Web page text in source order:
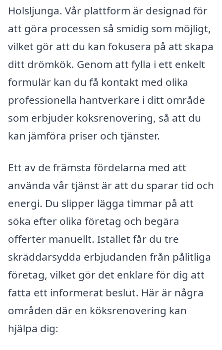
Holsljunga. Vår plattform är designad för
att göra processen så smidig som möjligt,
vilket gör att du kan fokusera på att skapa
ditt drömkök. Genom att fylla i ett enkelt
formulär kan du få kontakt med olika
professionella hantverkare i ditt område
som erbjuder köksrenovering, så att du
kan jämföra priser och tjänster.
Ett av de främsta fördelarna med att
använda vår tjänst är att du sparar tid och
energi. Du slipper lägga timmar på att
söka efter olika företag och begära
offerter manuellt. Istället får du tre
skräddarsydda erbjudanden från pålitliga
företag, vilket gör det enklare för dig att
fatta ett informerat beslut. Här är några
områden där en köksrenovering kan
hjälpa dig: